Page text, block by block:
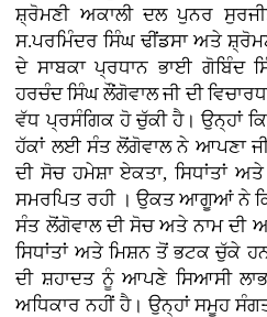
ਸ਼੍ਰੋਮਣੀ ਅਕਾਲੀ ਦਲ ਪੁਨਰ
ਸ.ਪਰਮਿੰਦਰ ਸਿੰਘ ਢੀਂਡਸਾ ਅਤੇ
ਦੇ ਸਾਬਕਾ ਪ੍ਰਧਾਨ ਭਾਈ ਗੋਬਿੰਦ
ਹਰਚੰਦ ਸਿੰਘ ਲੌਂਗੋਵਾਲ ਜੀ ਦੀ
ਵੱਧ ਪ੍ਰਸੰਗਿਕ ਹੋ ਚੁੱਕੀ ਹੈ। ਉਨ੍ਹਾਂ
ਹੱਕਾਂ ਲਈ ਸੰਤ ਲੋਂਗੋਵਾਲ ਨੇ ਆਪਣਾ
ਦੀ ਸੋਚ ਹਮੇਸ਼ਾ ਏਕਤਾ, ਸਿਧਾਂਤਾਂ
ਸਮਰਪਿਤ ਰਹੀ । ਉਕਤ ਆਗੂਆਂ ਨੇ
ਸੰਤ ਲੋਂਗੋਵਾਲ ਦੀ ਸੋਚ ਅਤੇ ਨਾਮ ਦੀ
ਸਿਧਾਂਤਾਂ ਅਤੇ ਮਿਸ਼ਨ ਤੋਂ ਭਟਕ ਚੁੱਕੇ
ਦੀ ਸ਼ਹਾਦਤ ਨੂੰ ਆਪਣੇ ਸਿਆਸੀ
ਅਧਿਕਾਰ ਨਹੀਂ ਹੈ। ਉਨ੍ਹਾਂ ਸਮੂਹ